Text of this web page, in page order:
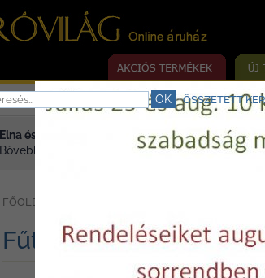
ÖSSZETETT
Elna és Janome varrógép szerviz.
Bővebben >
FŐOLDAL
Fűtőbetét vasalóhoz